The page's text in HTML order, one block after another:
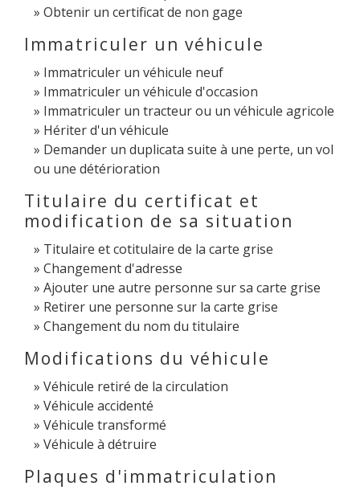
Obtenir un certificat de non gage
Immatriculer un véhicule
Immatriculer un véhicule neuf
Immatriculer un véhicule d'occasion
Immatriculer un tracteur ou un véhicule agricole
Hériter d'un véhicule
Demander un duplicata suite à une perte, un vol
ou une détérioration
Titulaire du certificat et
modification de sa situation
Titulaire et cotitulaire de la carte grise
Changement d'adresse
Ajouter une autre personne sur sa carte grise
Retirer une personne sur la carte grise
Changement du nom du titulaire
Modifications du véhicule
Véhicule retiré de la circulation
Véhicule accidenté
Véhicule transformé
Véhicule à détruire
Plaques d'immatriculation